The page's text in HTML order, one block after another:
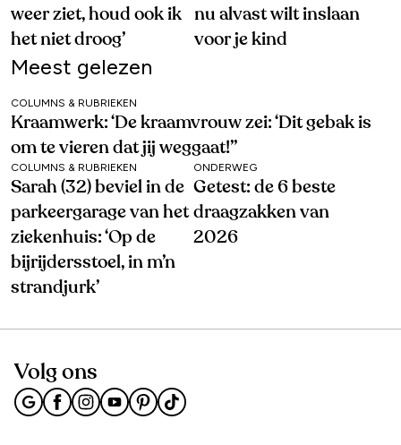
weer ziet, houd ook ik
het niet droog’
nu alvast wilt inslaan
voor je kind
Meest gelezen
COLUMNS & RUBRIEKEN
Kraamwerk: ‘De kraamvrouw zei: ‘Dit gebak is
om te vieren dat jij weggaat!’’
COLUMNS & RUBRIEKEN
Sarah (32) beviel in de
parkeergarage van het
ziekenhuis: ‘Op de
bijrijdersstoel, in m’n
strandjurk’
ONDERWEG
Getest: de 6 beste
draagzakken van
2026
Volg ons